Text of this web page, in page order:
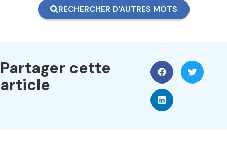
RECHERCHER D'AUTRES MOTS
Partager cette
article